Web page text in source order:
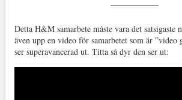
Detta H&M samarbete måste vara det satsigaste
även upp en video för samarbetet som är ”video
ser superavancerad ut. Titta så dyr den ser ut: